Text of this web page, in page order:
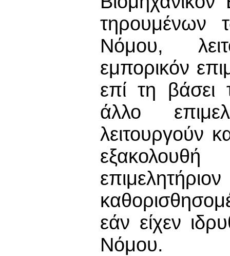
τηρουμένων
Νόμου,
εμπορικόν
επί τη
άλλο
λειτουργούν
εάν είχεν
Νόμου.